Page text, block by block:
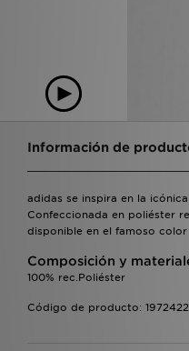
Información de
adidas se inspira en la
Confeccionada en poliéster
disponible en el famoso
Composición y
100% rec.Poliéster
Código de producto: